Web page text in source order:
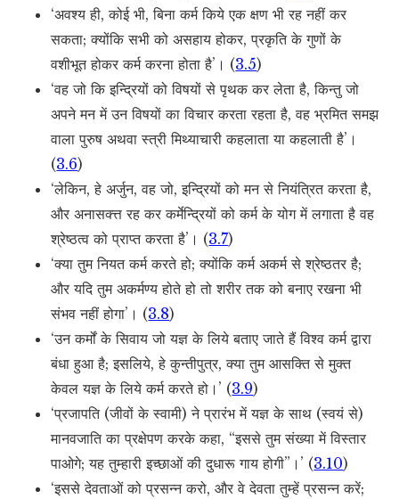
‘अवश्य ही, कोई भी, बिना कर्म किये एक क्षण भी रह नहीं कर
सकता; क्योंकि सभी को असहाय होकर, प्रकृति के गुणों के
वशीभूत होकर कर्म करना होता है’। (3.5)
‘वह जो कि इन्द्रियों को विषयों से पृथक कर लेता है, किन्तु जो
अपने मन में उन विषयों का विचार करता रहता है, वह भ्रमित समझ
वाला पुरुष अथवा स्त्री मिथ्याचारी कहलाता या कहलाती है’।
(3.6)
‘लेकिन, हे अर्जुन, वह जो, इन्द्रियों को मन से नियंत्रित करता है,
और अनासक्त्त रह कर कर्मेन्द्रियों को कर्म के योग में लगाता है वह
श्रेष्ठत्व को प्राप्त करता है’। (3.7)
‘क्या तुम नियत कर्म करते हो; क्योंकि कर्म अकर्म से श्रेष्ठतर है;
और यदि तुम अकर्मण्य होते हो तो शरीर तक को बनाए रखना भी
संभव नहीं होगा’। (3.8)
‘उन कर्मों के सिवाय जो यज्ञ के लिये बताए जाते हैं विश्व कर्म द्वारा
बंधा हुआ है; इसलिये, हे कुन्तीपुत्र, क्या तुम आसक्ति से मुक्त
केवल यज्ञ के लिये कर्म करते हो।’ (3.9)
‘प्रजापति (जीवों के स्वामी) ने प्रारंभ में यज्ञ के साथ (स्वयं से)
मानवजाति का प्रक्षेपण करके कहा, “इससे तुम संख्या में विस्तार
पाओगे; यह तुम्हारी इच्छाओं की दुधारू गाय होगी”।’ (3.10)
‘इससे देवताओं को प्रसन्न करो, और वे देवता तुम्हें प्रसन्न करें;